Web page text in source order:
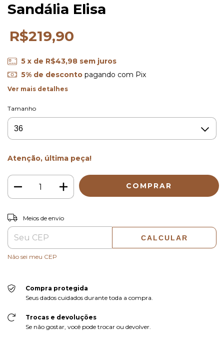
Sandália Elisa
R$219,90
5 x de R$43,98 sem juros
5% de descontopagando com Pix
Ver mais detalhes
Tamanho
Atenção, última peça!
Entregas para o CEP:
Meios de envio
CALCULAR
Não sei meu CEP
Compra protegida
Seus dados cuidados durante toda a compra.
Trocas e devoluções
Se não gostar, você pode trocar ou devolver.